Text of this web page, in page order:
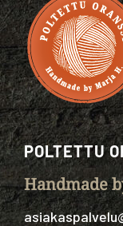
POLTETTU
Handmade